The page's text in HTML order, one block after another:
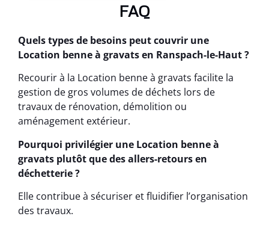
FAQ
Quels types de besoins peut couvrir une
Location benne à gravats en Ranspach-le-Haut ?
Recourir à la Location benne à gravats facilite la
gestion de gros volumes de déchets lors de
travaux de rénovation, démolition ou
aménagement extérieur.
Pourquoi privilégier une Location benne à
gravats plutôt que des allers-retours en
déchetterie ?
Elle contribue à sécuriser et fluidifier l’organisation
des travaux.